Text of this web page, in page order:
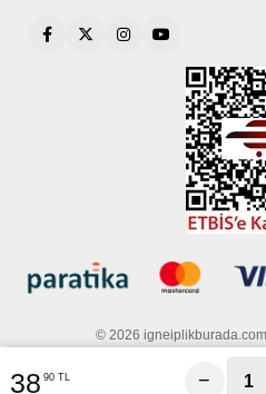
© 2026 igneiplikburada.com
38 90 TL −